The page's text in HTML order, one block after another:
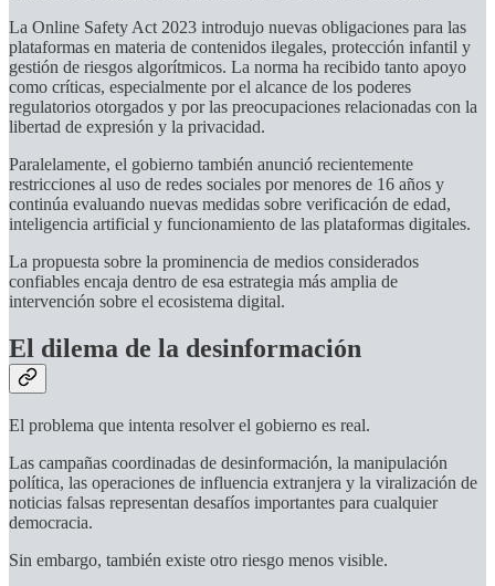
La Online Safety Act 2023 introdujo nuevas obligaciones para las
plataformas en materia de contenidos ilegales, protección infantil y
gestión de riesgos algorítmicos. La norma ha recibido tanto apoyo
como críticas, especialmente por el alcance de los poderes
regulatorios otorgados y por las preocupaciones relacionadas con la
libertad de expresión y la privacidad.
Paralelamente, el gobierno también anunció recientemente
restricciones al uso de redes sociales por menores de 16 años y
continúa evaluando nuevas medidas sobre verificación de edad,
inteligencia artificial y funcionamiento de las plataformas digitales.
La propuesta sobre la prominencia de medios considerados
confiables encaja dentro de esa estrategia más amplia de
intervención sobre el ecosistema digital.
El dilema de la desinformación
El problema que intenta resolver el gobierno es real.
Las campañas coordinadas de desinformación, la manipulación
política, las operaciones de influencia extranjera y la viralización de
noticias falsas representan desafíos importantes para cualquier
democracia.
Sin embargo, también existe otro riesgo menos visible.